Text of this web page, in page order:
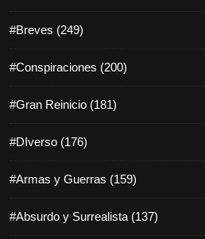
#Breves (249)
#Conspiraciones (200)
#Gran Reinicio (181)
#DIverso (176)
#Armas y Guerras (159)
#Absurdo y Surrealista (137)